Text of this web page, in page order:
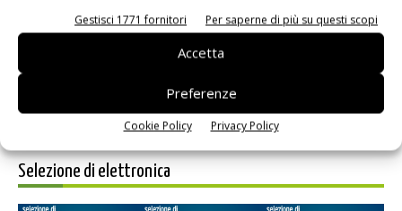
Gestisci 1771 fornitori Per saperne di più su questi scopi
Accetta
Preferenze
Cookie Policy Privacy Policy
Selezione di elettronica